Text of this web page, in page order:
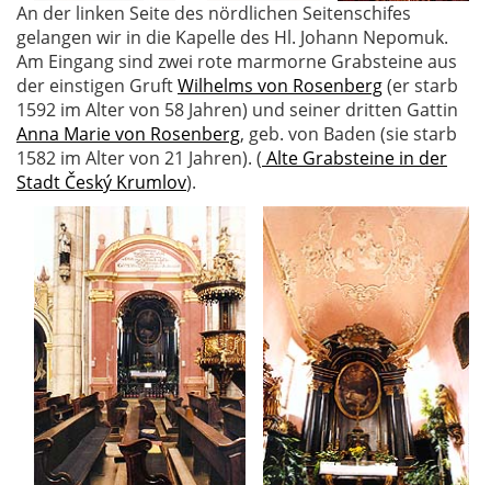
An der linken Seite des nördlichen Seitenschifes
gelangen wir in die Kapelle des Hl. Johann Nepomuk.
Am Eingang sind zwei rote marmorne Grabsteine aus
der einstigen GruftWilhelms von Rosenberg(er starb
1592 im Alter von 58 Jahren) und seiner dritten Gattin
Anna Marie von Rosenberg, geb. von Baden (sie starb
1582 im Alter von 21 Jahren). ( Alte Grabsteine in der
Stadt Český Krumlov).